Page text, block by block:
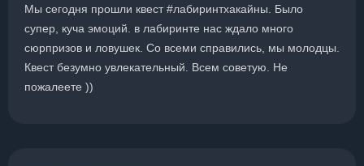
Мы сегодня прошли квест #лабиринтхакайны. Было
супер, куча эмоций. в лабиринте нас ждало много
сюрпризов и ловушек. Со всеми справились, мы молодцы.
Квест безумно увлекательный. Всем советую. Не
пожалеете ))